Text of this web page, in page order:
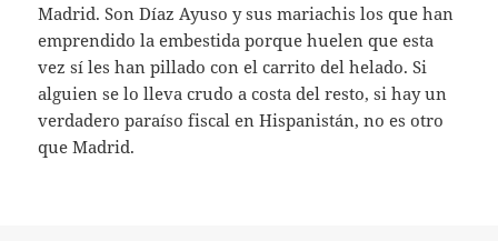
Madrid. Son Díaz Ayuso y sus mariachis los que han
emprendido la embestida porque huelen que esta
vez sí les han pillado con el carrito del helado. Si
alguien se lo lleva crudo a costa del resto, si hay un
verdadero paraíso fiscal en Hispanistán, no es otro
que Madrid.